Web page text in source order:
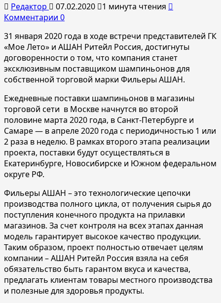
Редактор 07.02.2020
1 минута чтения
Комментарии 0
31 января 2020 года в ходе встречи представителей ГК
«Мое Лето» и АШАН Ритейл Россия, достигнуты
договоренности о том, что компания станет
эксклюзивным поставщиком шампиньонов для
собственной торговой марки Фильеры АШАН.
Ежедневные поставки шампиньонов в магазины
торговой сети в Москве начнутся во второй
половине марта 2020 года, в Санкт-Петербурге и
Самаре — в апреле 2020 года с периодичностью 1 или
2 раза в неделю. В рамках второго этапа реализации
проекта, поставки будут осуществляться в
Екатеринбурге, Новосибирске и Южном федеральном
округе РФ.
Фильеры АШАН – это технологические цепочки
производства полного цикла, от получения сырья до
поступления конечного продукта на прилавки
магазинов. За счет контроля на всех этапах данная
модель гарантирует высокое качество продукции.
Таким образом, проект полностью отвечает целям
компании – АШАН Ритейл Россия взяла на себя
обязательство быть гарантом вкуса и качества,
предлагать клиентам товары местного производства
и полезные для здоровья продукты.